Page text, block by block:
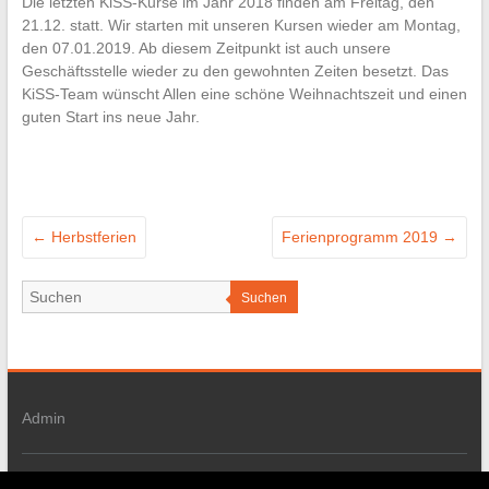
21.12. statt. Wir starten mit unseren Kursen wieder am Montag,
den 07.01.2019. Ab diesem Zeitpunkt ist auch unsere
Geschäftsstelle wieder zu den gewohnten Zeiten besetzt. Das
KiSS-Team wünscht Allen eine schöne Weihnachtszeit und einen
guten Start ins neue Jahr.
← Herbstferien Ferienprogramm 2019 →
Suchen
Admin